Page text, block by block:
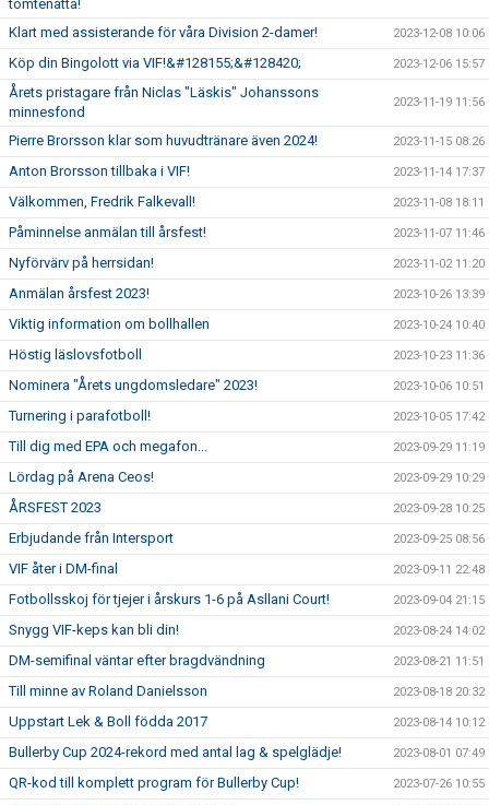
tomtenatta!
Klart med assisterande för våra Division 2-damer! 2023-12-08 10:06
Köp din Bingolott via VIF!&#128155;&#128420; 2023-12-06 15:57
Årets pristagare från Niclas "Läskis" Johanssons
minnesfond
2023-11-19 11:56
Pierre Brorsson klar som huvudtränare även 2024! 2023-11-15 08:26
Anton Brorsson tillbaka i VIF! 2023-11-14 17:37
Välkommen, Fredrik Falkevall! 2023-11-08 18:11
Påminnelse anmälan till årsfest! 2023-11-07 11:46
Nyförvärv på herrsidan! 2023-11-02 11:20
Anmälan årsfest 2023! 2023-10-26 13:39
Viktig information om bollhallen 2023-10-24 10:40
Höstig läslovsfotboll 2023-10-23 11:36
Nominera "Årets ungdomsledare" 2023! 2023-10-06 10:51
Turnering i parafotboll! 2023-10-05 17:42
Till dig med EPA och megafon... 2023-09-29 11:19
Lördag på Arena Ceos! 2023-09-29 10:29
ÅRSFEST 2023 2023-09-28 10:25
Erbjudande från Intersport 2023-09-25 08:56
VIF åter i DM-final 2023-09-11 22:48
Fotbollsskoj för tjejer i årskurs 1-6 på Asllani Court! 2023-09-04 21:15
Snygg VIF-keps kan bli din! 2023-08-24 14:02
DM-semifinal väntar efter bragdvändning 2023-08-21 11:51
Till minne av Roland Danielsson 2023-08-18 20:32
Uppstart Lek & Boll födda 2017 2023-08-14 10:12
Bullerby Cup 2024-rekord med antal lag & spelglädje! 2023-08-01 07:49
QR-kod till komplett program för Bullerby Cup! 2023-07-26 10:55